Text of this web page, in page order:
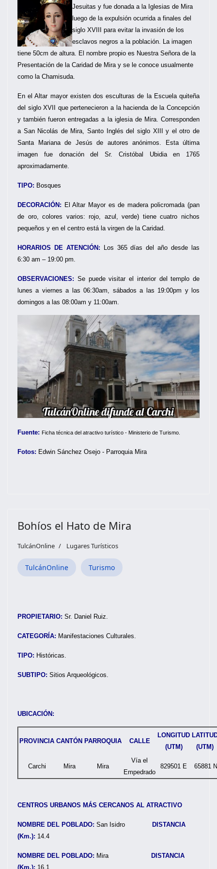
Jesuitas y fue donada a la Iglesias de Mira
luego de la expulsión ocurrida a finales del
siglo XVIII para evitar la invasión de los
esclavos negros a la población. La imagen
tiene 50cm de altura. El nombre propio es Nuestra Señora de la
Presentación de la Caridad de Mira y se le conoce usualmente
como la Chamisuda.
En el Altar mayor existen dos esculturas de la Escuela quiteña
del siglo XVII que pertenecieron a la hacienda de la Concepción
y también fueron entregadas a la iglesia de Mira. Corresponden
a San Nicolás de Mira, Santo Inglés del siglo XIII y el otro de
Santa Mariana de Jesús de autores anónimos. Esta última
imagen fue donación del Sr. Cristóbal Ubidia en 1765
aproximadamente.
TIPO: Bosques
DECORACIÓN: El Altar Mayor es de madera policromada (pan
de oro, colores varios: rojo, azul, verde) tiene cuatro nichos
pequeños y en el centro está la virgen de la Caridad.
HORARIOS DE ATENCIÓN: Los 365 días del año desde las
6:30 am – 19:00 pm.
OBSERVACIONES: Se puede visitar el interior del templo de
lunes a viernes a las 06:30am, sábados a las 19:00pm y los
domingos a las 08:00am y 11:00am.
Fuente: Ficha técnica del atractivo turístico - Ministerio de Turismo.
Fotos: Edwin Sánchez Osejo - Parroquia Mira
Bohíos el Hato de Mira
TulcánOnline Lugares Turísticos
TulcánOnline Turismo
PROPIETARIO: Sr. Daniel Ruiz.
CATEGORÍA: Manifestaciones Culturales.
TIPO: Históricas.
SUBTIPO: Sitios Arqueológicos.
UBICACIÓN:
PROVINCIA CANTÓN PARROQUIA CALLE
LONGITUD
(UTM)
(UTM)
Carchi Mira Mira
Vía el
Empedrado
829501 E 65881 N
CENTROS URBANOS MÁS CERCANOS AL ATRACTIVO
NOMBRE DEL POBLADO: San Isidro
DISTANCIA
(Km.): 14.4
NOMBRE DEL POBLADO: Mira
DISTANCIA
(Km.): 16.1